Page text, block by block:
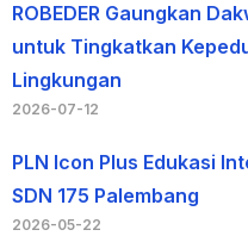
ROBEDER Gaungkan
untuk Tingkatkan
Lingkungan
2026-07-12
PLN Icon Plus Edukasi
SDN 175 Palembang
2026-05-22